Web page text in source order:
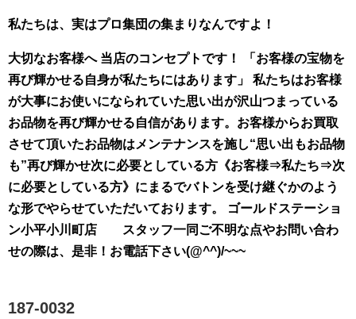
私たちは、実はプロ集団の集まりなんですよ！
大切なお客様へ 当店のコンセプトです！ 「お客様の宝物を
再び輝かせる自身が私たちにはあります」 私たちはお客様
が大事にお使いになられていた思い出が沢山つまっている
お品物を再び輝かせる自信があります。お客様からお買取
させて頂いたお品物はメンテナンスを施し“思い出もお品物
も”再び輝かせ次に必要としている方《お客様⇒私たち⇒次
に必要としている方》にまるでバトンを受け継ぐかのよう
な形でやらせていただいております。 ゴールドステーショ
ン小平小川町店 スタッフ一同ご不明な点やお問い合わ
せの際は、是非！お電話下さい(@^^)/~~~
187-0032